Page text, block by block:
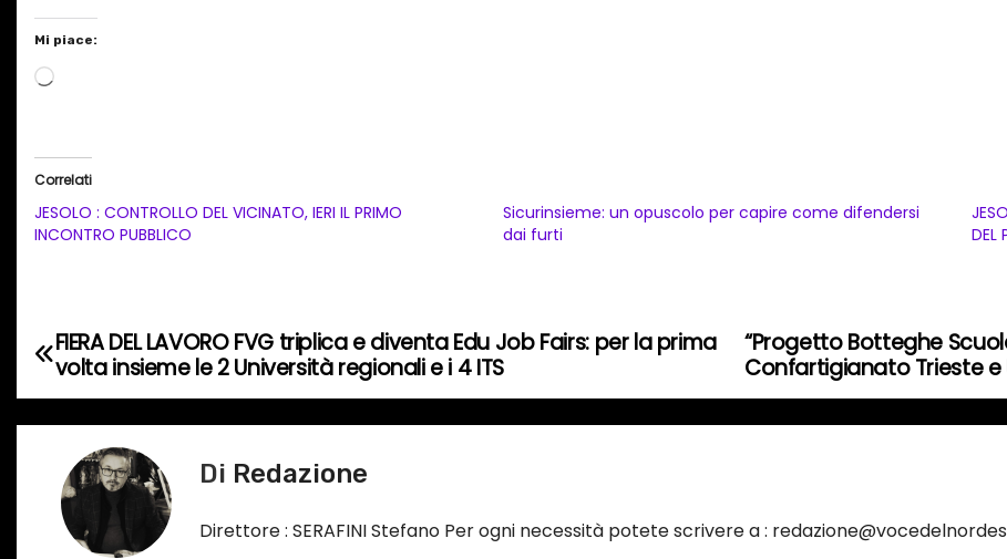
Mi piace:
C
a
t
c
o
Correlati
JESOLO : CONTROLLO DEL VICINATO, IERI IL PRIMO
INCONTRO PUBBLICO
Sicurinsieme: un opuscolo per capire come difendersi
dai furti
DEL
N
a
“Progetto Botteghe
Confartigianato Trieste e
FIERA DEL LAVORO FVG triplica e diventa Edu Job Fairs: per la prima
volta insieme le 2 Università regionali e i 4 ITS
Di Redazione
Direttore : SERAFINI Stefano Per ogni necessità potete scrivere a :